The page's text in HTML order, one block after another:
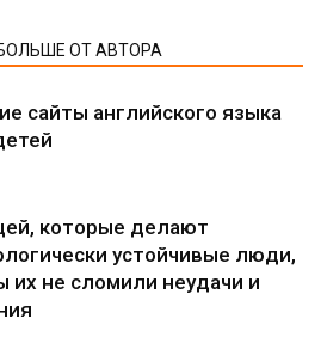
ОТ АВТОРА
сайты английского языка
которые делают
устойчивые люди,
их не сломили неудачи и